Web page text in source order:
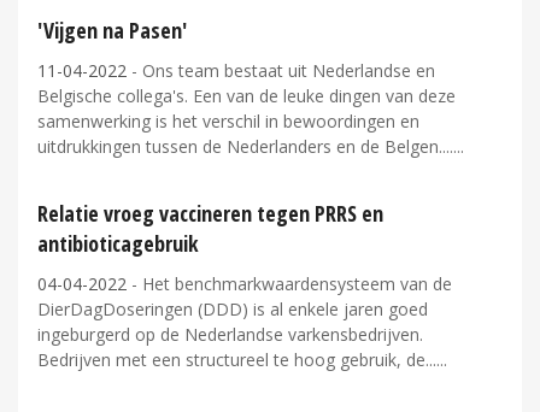
'Vijgen na Pasen'
11-04-2022 - Ons team bestaat uit Nederlandse en
Belgische collega's. Een van de leuke dingen van deze
samenwerking is het verschil in bewoordingen en
uitdrukkingen tussen de Nederlanders en de Belgen....
Relatie vroeg vaccineren tegen PRRS en
antibioticagebruik
04-04-2022 - Het benchmarkwaardensysteem van de
DierDagDoseringen (DDD) is al enkele jaren goed
ingeburgerd op de Nederlandse varkensbedrijven.
Bedrijven met een structureel te hoog gebruik, de...